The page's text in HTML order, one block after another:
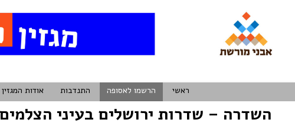
אודות המגזין התנדבות הרשמו לאסופה ראשי
השדרה – שדרות ירושלים בעיני